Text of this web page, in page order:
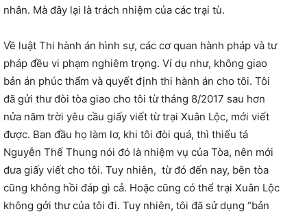
nhân. Mà đây lại là trách nhiệm của các trại tù.
Về luật Thi hành án hình sự, các cơ quan hành pháp và tư
pháp đều vi phạm nghiêm trọng. Ví dụ như, không giao
bản án phúc thẩm và quyết định thi hành án cho tôi. Tôi
đã gửi thư đòi tòa giao cho tôi từ tháng 8/2017 sau hơn
nửa năm trời yêu cầu giấy viết từ trại Xuân Lộc, mới viết
được. Ban đầu họ làm lơ, khi tôi đòi quá, thì thiếu tá
Nguyễn Thế Thung nói đó là nhiệm vụ của Tòa, nên mới
đưa giấy viết cho tôi. Tuy nhiên, từ đó đến nay, bên tòa
cũng không hồi đáp gì cả. Hoặc cũng có thể trại Xuân Lộc
không gởi thư của tôi đi. Tuy nhiên, tôi đã sử dụng “bản